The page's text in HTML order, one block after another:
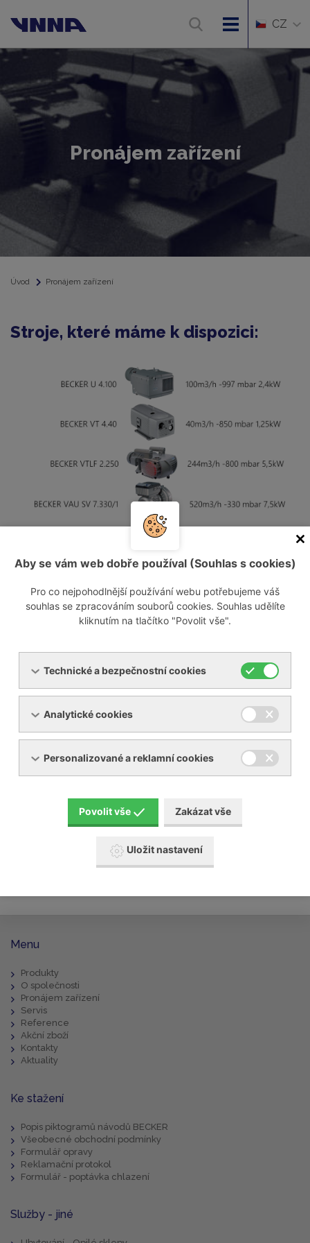
CZ
Pronájem zařízení
Úvod Pronájem zařízení
Stroje, které máme k dispozici:
Naše služby:
odpovědnost za návrh vhodného zařízení
zařízení vám dopravíme na místo vašeho určení
v případě nutnosti vám zařízení uvedeme do
převezmeme za Vás provoz zařízení
kalkulace nájemních a přepravních nákladů
Naše požadavky:
vhodný prostor pro naše zařízení
Menu
Produkty
O společnosti
Pronájem zařízení
Servis
Reference
Akční zboží
Kontakty
Aktuality
Ke stažení
Popis piktogramů návodů BECKER
Všeobecné obchodní podmínky
Formulář opravy
Reklamační protokol
Formulář - poptávka chlazení
Služby - jiné
Aby se vám web dobře používal (Souhlas s cookies)
Pro co nejpohodlnější používání webu potřebujeme váš
souhlas se zpracováním souborů cookies. Souhlas udělíte
kliknutím na tlačítko "Povolit vše".
Technické a bezpečnostní cookies
Analytické cookies
Personalizované a reklamní cookies
Povolit vše Zakázat vše
Uložit nastavení